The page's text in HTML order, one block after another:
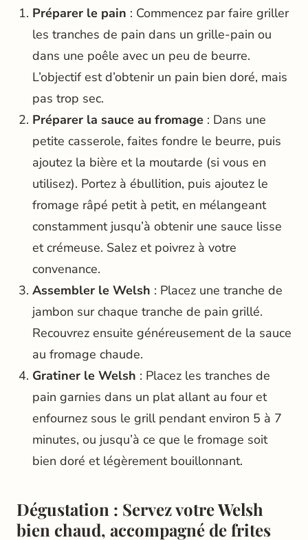
Préparer le pain : Commencez par faire griller
les tranches de pain dans un grille-pain ou
dans une poêle avec un peu de beurre.
L’objectif est d’obtenir un pain bien doré, mais
pas trop sec.
Préparer la sauce au fromage: Dans une
petite casserole, faites fondre le beurre, puis
ajoutez la bière et la moutarde (si vous en
utilisez). Portez à ébullition, puis ajoutez le
fromage râpé petit à petit, en mélangeant
constamment jusqu’à obtenir une sauce lisse
et crémeuse. Salez et poivrez à votre
convenance.
Assembler le Welsh : Placez une tranche de
jambon sur chaque tranche de pain grillé.
Recouvrez ensuite généreusement de la sauce
au fromage chaude.
Gratiner le Welsh : Placez les tranches de
pain garnies dans un plat allant au four et
enfournez sous le grill pendant environ 5 à 7
minutes, ou jusqu’à ce que le fromage soit
bien doré et légèrement bouillonnant.
Dégustation : Servez votreWelsh
bien chaud, accompagné de frites